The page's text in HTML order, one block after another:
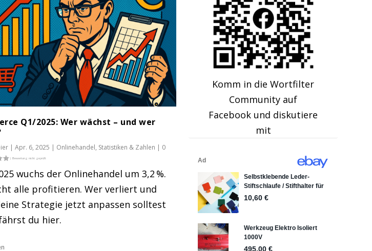
I...
,Tipps und Hilfen ,Weitere Marktplätze| 1 |
Q1/2025: Wer wächst – und wer
| Apr. 6, 2025 | Onlinehandel, Statistiken & Zahlen | 0
wuchs der Onlinehandel um 3,2 %.
alle profitieren. Wer verliert und
Strategie jetzt anpassen solltest
du hier.
Komm in die Wortfilter
Community auf
Facebook und diskutiere
mit